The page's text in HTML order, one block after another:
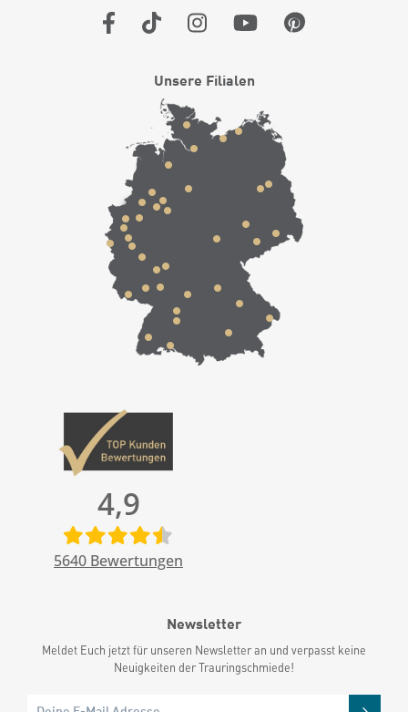
Unsere Filialen
4,9
5640 Bewertungen
Newsletter
Meldet Euch jetzt für unseren Newsletter an und verpasst keine
Neuigkeiten der Trauringschmiede!